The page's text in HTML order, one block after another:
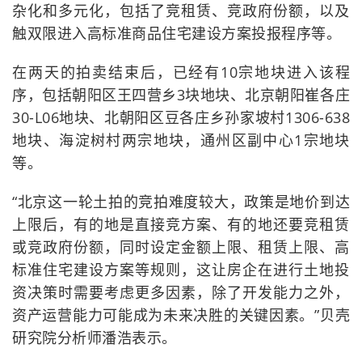
杂化和多元化，包括了竞租赁、竞政府份额，以及
触双限进入高标准商品住宅建设方案投报程序等。
在两天的拍卖结束后，已经有10宗地块进入该程
序，包括朝阳区王四营乡3块地块、北京朝阳崔各庄
30-L06地块、北朝阳区豆各庄乡孙家坡村1306-638
地块、海淀树村两宗地块，通州区副中心1宗地块
等。
“北京这一轮土拍的竞拍难度较大，政策是地价到达
上限后，有的地是直接竞方案、有的地还要竞租赁
或竞政府份额，同时设定金额上限、租赁上限、高
标准住宅建设方案等规则，这让房企在进行土地投
资决策时需要考虑更多因素，除了开发能力之外，
资产运营能力可能成为未来决胜的关键因素。”贝壳
研究院分析师潘浩表示。